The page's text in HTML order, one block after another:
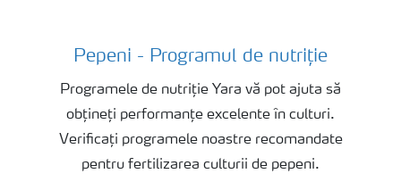
Nutritia la PepenePepeni - Programul de nutriție
Programele de nutriție Yara vă pot ajuta să
obțineți performanțe excelente în culturi.
Verificați programele noastre recomandate
pentru fertilizarea culturii de pepeni.